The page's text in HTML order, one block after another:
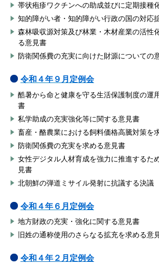
帯状疱疹ワクチンへの助成並びに定期接種
知的障がい者・知的障がい行政の国の対応
森林吸収源対策及び林業・木材産業の活性
る意見書
防衛関係費の充実に向けた財源についての
令和４年９月定例会
酷暑から命と健康を守る生活保護制度の運
書
私学助成の充実強化等に関する意見書
畜産・酪農業における飼料価格高騰対策を
防衛関係費の充実を求める意見書
女性デジタル人材育成を強力に推進するた
見書
北朝鮮の弾道ミサイル発射に抗議する決議
令和４年６月定例会
地方財政の充実・強化に関する意見書
旧姓の通称使用のさらなる拡充を求める意
令和４年２月定例会